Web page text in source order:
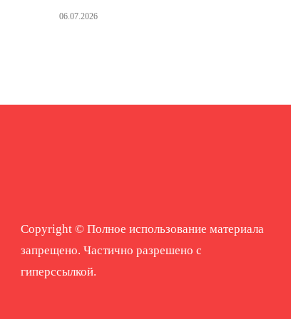
06.07.2026
Copyright © Полное использование материала
запрещено. Частично разрешено с
гиперссылкой.